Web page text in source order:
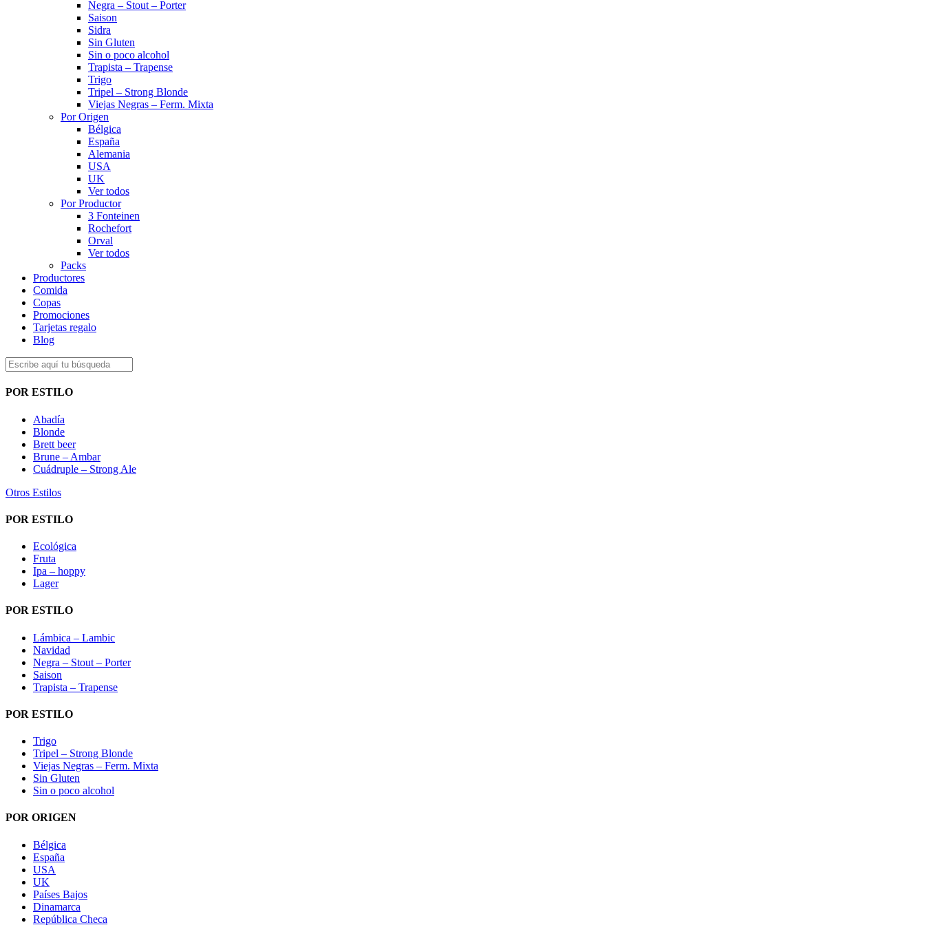
Negra – Stout – Porter
Saison
Sidra
Sin Gluten
Sin o poco alcohol
Trapista – Trapense
Trigo
Tripel – Strong Blonde
Viejas Negras – Ferm. Mixta
Por Origen
Bélgica
España
Alemania
USA
UK
Ver todos
Por Productor
3 Fonteinen
Rochefort
Orval
Ver todos
Packs
Productores
Comida
Copas
Promociones
Tarjetas regalo
Blog
POR ESTILO
Abadía
Blonde
Brett beer
Brune – Ambar
Cuádruple – Strong Ale
Otros Estilos
POR ESTILO
Ecológica
Fruta
Ipa – hoppy
Lager
POR ESTILO
Lámbica – Lambic
Navidad
Negra – Stout – Porter
Saison
Trapista – Trapense
POR ESTILO
Trigo
Tripel – Strong Blonde
Viejas Negras – Ferm. Mixta
Sin Gluten
Sin o poco alcohol
POR ORIGEN
Bélgica
España
USA
UK
Países Bajos
Dinamarca
República Checa